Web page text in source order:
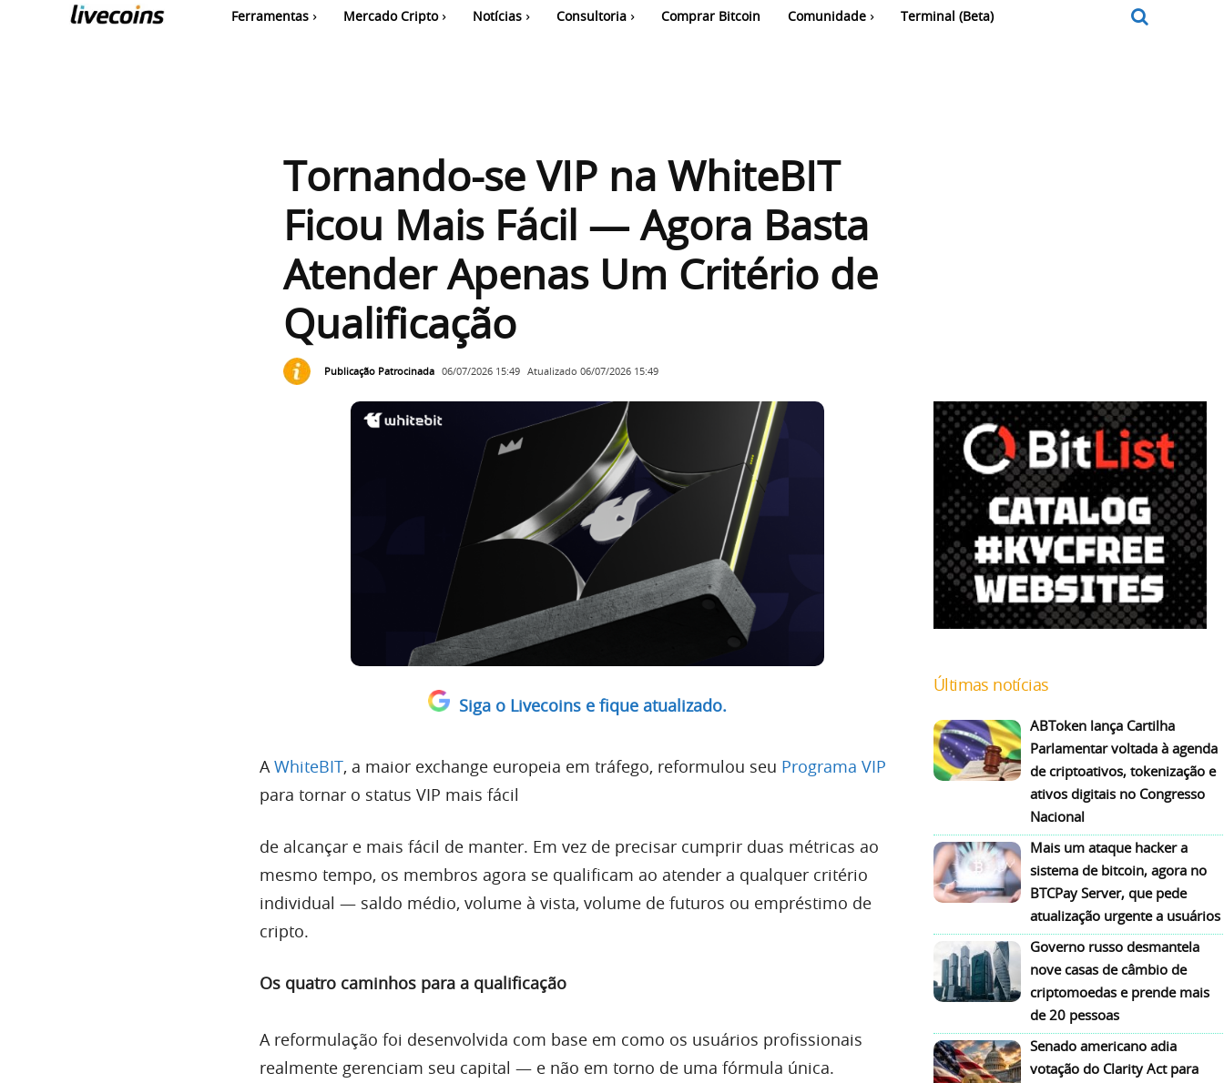
Ferramentas Mercado Cripto Notícias Consultoria Comprar Bitcoin Comunidade Terminal (Beta)
Tornando-se VIP na WhiteBIT
Ficou Mais Fácil — Agora Basta
Atender Apenas Um Critério de
Qualificação
Publicação Patrocinada 06/07/2026 15:49 Atualizado 06/07/2026 15:49
Siga o Livecoins e fique atualizado.
AWhiteBIT, a maior exchange europeia em tráfego, reformulou seu Programa VIP
para tornar o status VIP mais fácil
de alcançar e mais fácil de manter. Em vez de precisar cumprir duas métricas ao
mesmo tempo, os membros agora se qualificam ao atender a qualquer critério
individual — saldo médio, volume à vista, volume de futuros ou empréstimo de
cripto.
Os quatro caminhos para a qualificação
A reformulação foi desenvolvida com base em como os usuários profissionais
realmente gerenciam seu capital — e não em torno de uma fórmula única.
Últimas notícias
ABToken lança Cartilha
Parlamentar voltada à agenda
de criptoativos, tokenização e
ativos digitais no Congresso
Nacional
Mais um ataque hacker a
sistema de bitcoin, agora no
BTCPay Server, que pede
atualização urgente a usuários
Governo russo desmantela
nove casas de câmbio de
criptomoedas e prende mais
de 20 pessoas
Senado americano adia
votação do Clarity Act para